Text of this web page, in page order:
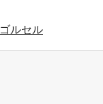
ゴルセル